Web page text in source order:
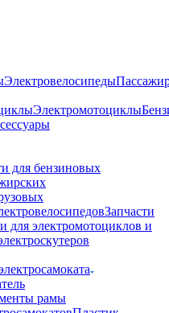
Электровелосипеды
Электромотоциклы
для бензиновых
Запчасти
для электромотоциклов и
рамы